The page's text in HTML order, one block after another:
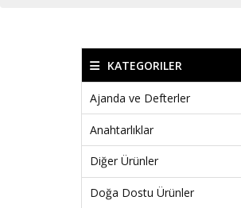
KATEGORILER
Ajanda ve Defterler
Anahtarlıklar
Diğer Ürünler
Doğa Dostu Ürünler